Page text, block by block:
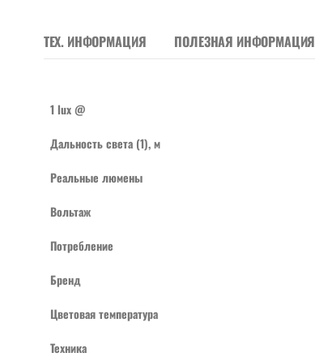
ТЕХ. ИНФОРМАЦИЯ ПОЛЕЗНАЯ ИНФОРМАЦИЯ
1 lux @
Дальность света (1), м
Реальные люмены
Вольтаж
Потребление
Бренд
Цветовая температура
Техника